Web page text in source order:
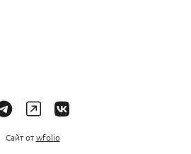
Сайт отwfolio